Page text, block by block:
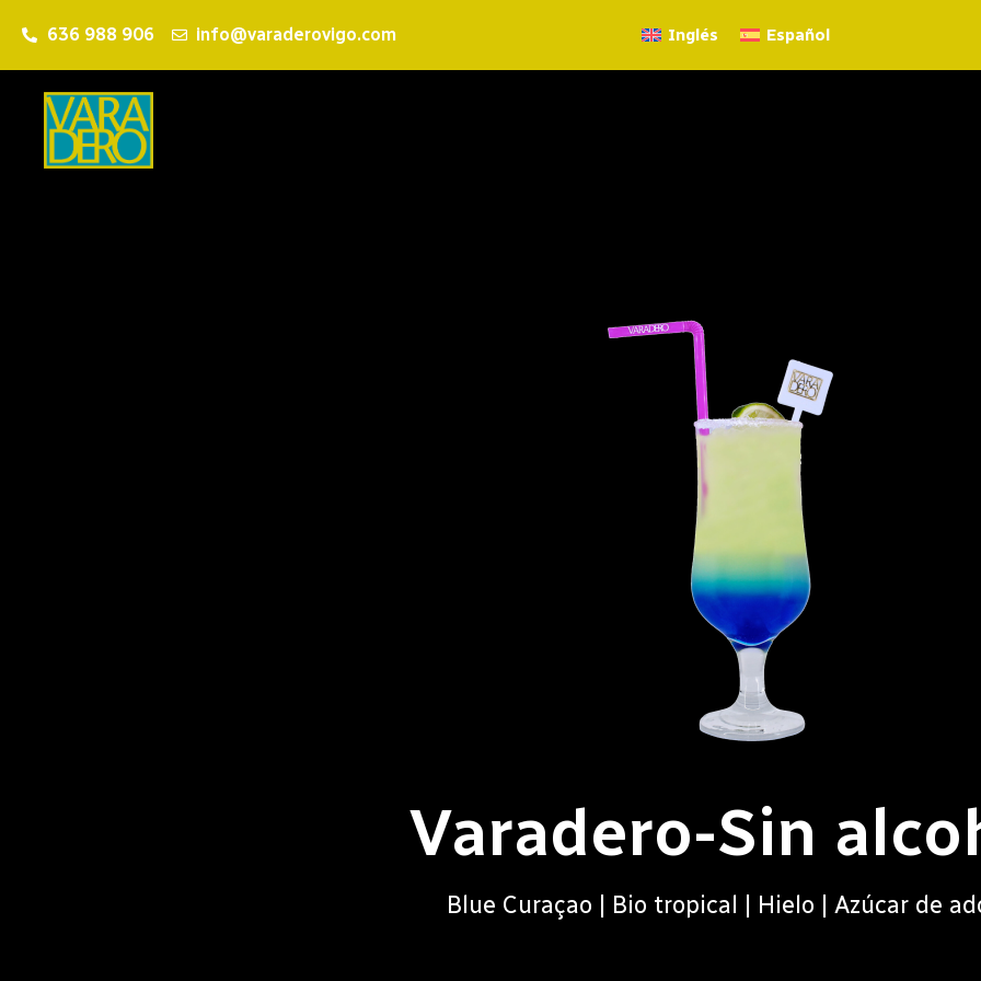
636 988 906 info@varaderovigo.com Inglés Español
Varadero-Sin
Blue Curaçao | Bio tropical | Hielo | Azúcar de